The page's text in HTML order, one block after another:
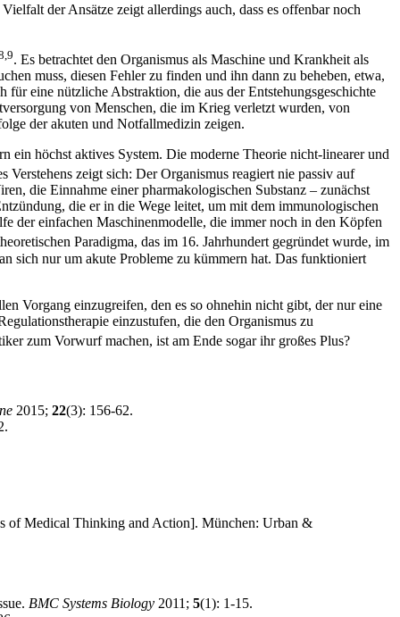
der Ansätze zeigt allerdings auch, dass es offenbar noch
. Es betrachtet den Organismus als Maschine und Krankheit als
muss, diesen Fehler zu finden und ihn dann zu beheben, etwa,
eine nützliche Abstraktion, die aus der Entstehungsgeschichte
von Menschen, die im Krieg verletzt wurden, von
der akuten und Notfallmedizin zeigen.
ein höchst aktives System. Die moderne Theorie nicht-linearer und
Verstehens zeigt sich: Der Organismus reagiert nie passiv auf
die Einnahme einer pharmakologischen Substanz – zunächst
die er in die Wege leitet, um mit dem immunologischen
der einfachen Maschinenmodelle, die immer noch in den Köpfen
Paradigma, das im 16. Jahrhundert gegründet wurde, im
sich nur um akute Probleme zu kümmern hat. Das funktioniert
Vorgang einzugreifen, den es so ohnehin nicht gibt, der nur eine
einzustufen, die den Organismus zu
zum Vorwurf machen, ist am Ende sogar ihr großes Plus?
2015; 22(3): 156-62.
of Medical Thinking and Action]. München: Urban &
BMC Systems Biology 2011; 5(1): 1-15.